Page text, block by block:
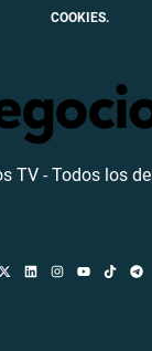
COOKIES.
TV - Todos los
LinkedinInstagramTikTok